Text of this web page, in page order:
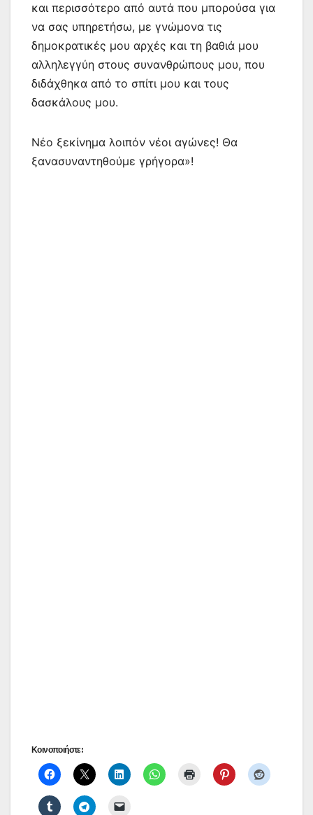
και περισσότερο από αυτά που μπορούσα για
να σας υπηρετήσω, με γνώμονα τις
δημοκρατικές μου αρχές και τη βαθιά μου
αλληλεγγύη στους συνανθρώπους μου, που
διδάχθηκα από το σπίτι μου και τους
δασκάλους μου.
Νέο ξεκίνημα λοιπόν νέοι αγώνες! Θα
ξανασυναντηθούμε γρήγορα»!
Κοινοποιήστε: